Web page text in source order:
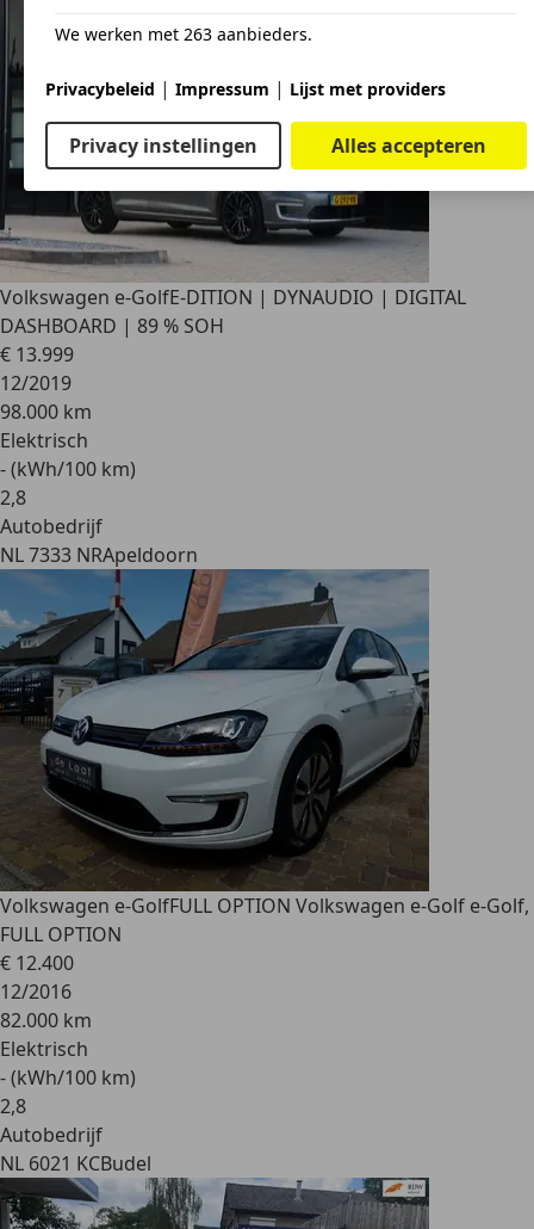
Volkswagen e-GolfE-DITION | DYNAUDIO | DIGITAL
DASHBOARD | 89 % SOH
€ 13.999
12/2019
98.000 km
Elektrisch
- (kWh/100 km)
2,8
Autobedrijf
NL 7333 NRApeldoorn
Volkswagen e-GolfFULL OPTION Volkswagen e-Golf e-Golf,
FULL OPTION
€ 12.400
12/2016
82.000 km
Elektrisch
- (kWh/100 km)
2,8
Autobedrijf
NL 6021 KCBudel
We werken met 263 aanbieders.
Privacybeleid | Impressum | Lijst met providers
Privacy instellingen Alles accepteren